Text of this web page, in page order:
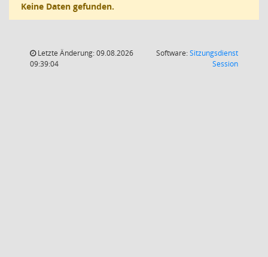
Keine Daten gefunden.
Letzte Änderung: 09.08.2026
09:39:04
Software:Sitzungsdienst
Session(Wird in